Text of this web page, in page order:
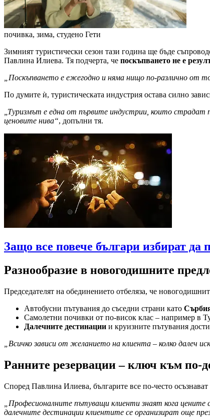
почивка, зима, студено Гети
Зимният туристически сезон тази година ще бъде
Павлина Илиева. Тя подчерта, че поскъпването не е
„Поскъпването е ежегодно и няма нищо по-различно от
По думите ѝ, туристическата индустрия остава силно
„Туризмът е една от първите индустрии, които страдат
ценовите нива“, допълни тя.
Защо все повече българи избират
Разнообразие в новогодишните
Председателят на обединението отбеляза, че
Автобусни пътувания до съседни страни като
Самолетни почивки от по-висок клас – например в
Далечните дестинации и круизните пътувания
„Всичко зависи от желанието на клиента – колко далеч
Ранните резервации – ключ към по-
Според Павлина Илиева, българите все по-често
„Професионалните пътуващи клиенти знаят кога цените
далечните дестинации клиентите се организират още